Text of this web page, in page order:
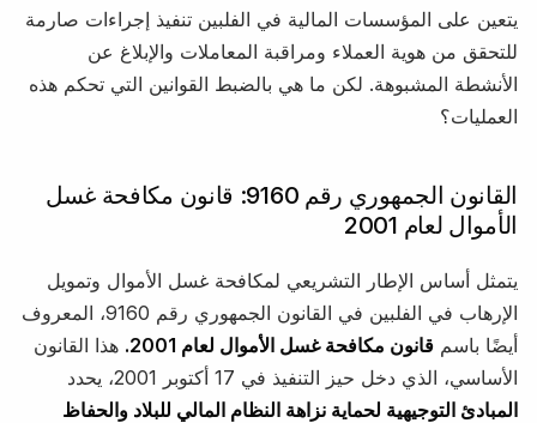
يتعين على المؤسسات المالية في الفلبين تنفيذ إجراءات صارمة
للتحقق من هوية العملاء ومراقبة المعاملات والإبلاغ عن
الأنشطة المشبوهة. لكن ما هي بالضبط القوانين التي تحكم هذه
العمليات؟
القانون الجمهوري رقم 9160: قانون مكافحة غسل
الأموال لعام 2001
يتمثل أساس الإطار التشريعي لمكافحة غسل الأموال وتمويل
الإرهاب في الفلبين في القانون الجمهوري رقم 9160، المعروف
أيضًا باسم قانون مكافحة غسل الأموال لعام 2001.
هذا القانون
الأساسي، الذي دخل حيز التنفيذ في 17 أكتوبر 2001، يحدد
المبادئ التوجيهية لحماية نزاهة النظام المالي للبلاد والحفاظ